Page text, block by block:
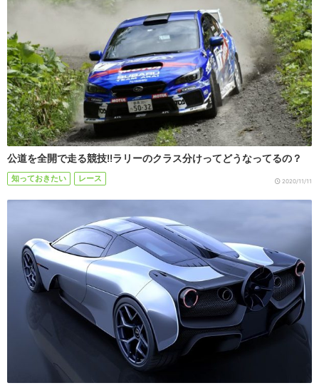
公道を全開で走る競技!!ラリーのクラス分けってどうなってるの？
知っておきたい レース 2020/11/11